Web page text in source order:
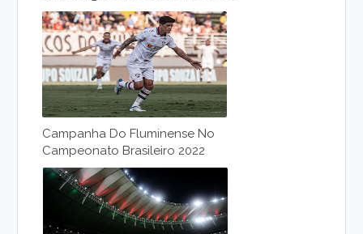
Campanha Do Fluminense No
Campeonato Brasileiro 2022